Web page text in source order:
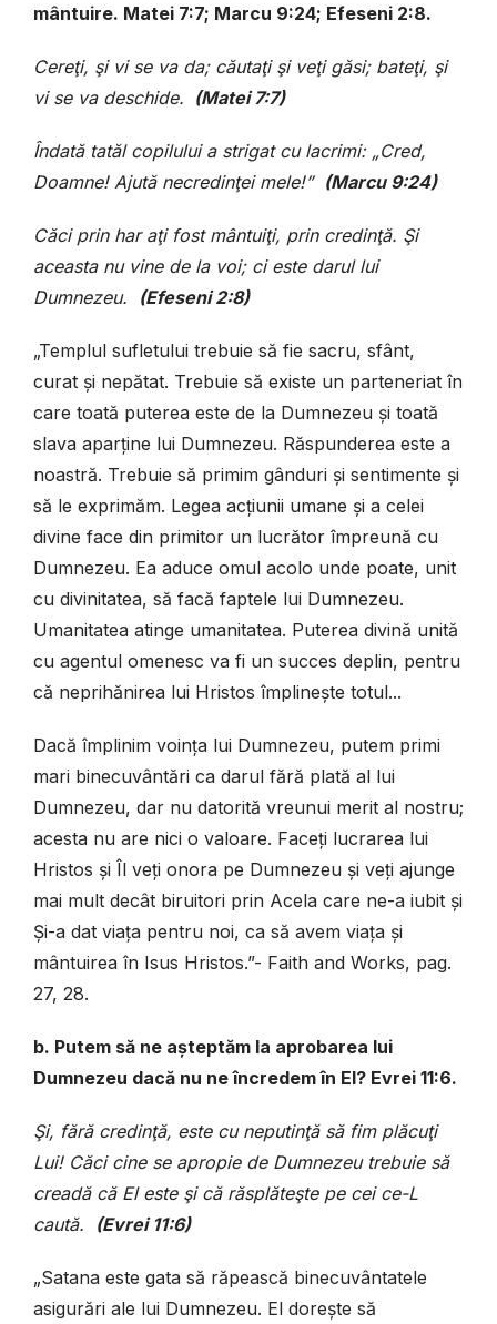
mântuire. Matei 7:7; Marcu 9:24; Efeseni 2:8.
Cereţi, şi vi se va da; căutaţi şi veţi găsi; bateţi, şi
vi se va deschide. (Matei 7:7)
Îndată tatăl copilului a strigat cu lacrimi: „Cred,
Doamne! Ajută necredinţei mele!” (Marcu 9:24)
Căci prin har aţi fost mântuiţi, prin credinţă. Şi
aceasta nu vine de la voi; ci este darul lui
Dumnezeu. (Efeseni 2:8)
„Templul sufletului trebuie să fie sacru, sfânt,
curat și nepătat. Trebuie să existe un parteneriat în
care toată puterea este de la Dumnezeu și toată
slava aparține lui Dumnezeu. Răspunderea este a
noastră. Trebuie să primim gânduri și sentimente și
să le exprimăm. Legea acțiunii umane și a celei
divine face din primitor un lucrător împreună cu
Dumnezeu. Ea aduce omul acolo unde poate, unit
cu divinitatea, să facă faptele lui Dumnezeu.
Umanitatea atinge umanitatea. Puterea divină unită
cu agentul omenesc va fi un succes deplin, pentru
că neprihănirea lui Hristos împlinește totul...
Dacă împlinim voința lui Dumnezeu, putem primi
mari binecuvântări ca darul fără plată al lui
Dumnezeu, dar nu datorită vreunui merit al nostru;
acesta nu are nici o valoare. Faceți lucrarea lui
Hristos și Îl veți onora pe Dumnezeu și veți ajunge
mai mult decât biruitori prin Acela care ne-a iubit și
Și-a dat viața pentru noi, ca să avem viața și
mântuirea în Isus Hristos.”- Faith and Works, pag.
27, 28.
b. Putem să ne așteptăm la aprobarea lui
Dumnezeu dacă nu ne încredem în El? Evrei 11:6.
Şi, fără credinţă, este cu neputinţă să fim plăcuţi
Lui! Căci cine se apropie de Dumnezeu trebuie să
creadă că El este şi că răsplăteşte pe cei ce-L
caută. (Evrei 11:6)
„Satana este gata să răpească binecuvântatele
asigurări ale lui Dumnezeu. El dorește să